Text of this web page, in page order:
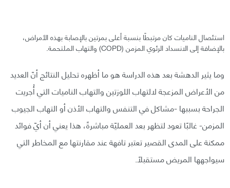
استئصال الناميات كان مرتبطًا بنسبة أعلى بمرتين بالإصابة بهذه الأمراض،
بالإضافة إلى الانسداد الرئوي المزمن (COPD) والتهاب الملتحمة.
وما يثير الدهشة بعد هذه الدراسة هو ما أظهره تحليل النتائج أنّ العديد
من الأعراض المزعجة لالتهاب اللوزتين والتهاب الناميات التي أُجريت
الجراحة بسببها -مشاكل في التنفس والتهاب الأذن أو التهاب الجيوب
المزمن- غالبًا تعود لتظهر بعد العمليّة مباشرةً، هذا يعني أن أيّ فوائد
ممكنة على المدى القصير تعتبر تافهة عند مقارنتها مع المخاطر التي
سيواجهها المريض مستقبلًا.